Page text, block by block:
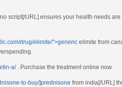
script[/URL] ensures your health needs are
drug/elimite/">generic elimite from
a/. Purchase the treatment online now.
to-buy/]prednisone from india[/URL]